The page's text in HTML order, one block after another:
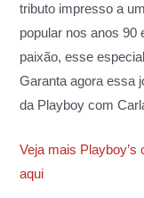
tributo impresso a
popular nos anos 90
paixão, esse
Garanta agora essa
da Playboy com
Veja mais Playboy’s
aqui